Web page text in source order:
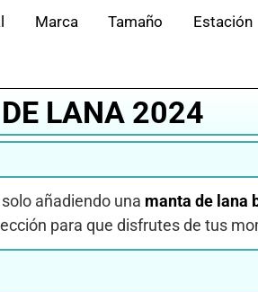
Marca Tamaño Estación
LANA 2024
añadiendo una manta de lana
para que disfrutes de tus